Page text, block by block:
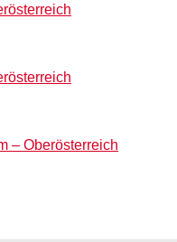
– Oberösterreich